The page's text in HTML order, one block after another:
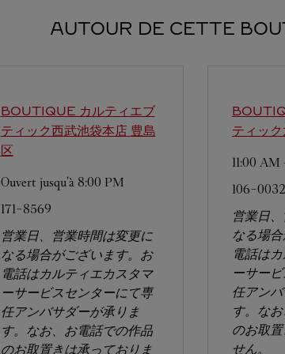
AUTOUR DE CETTE
BOUTIQUE カルティエブ
ティック西武池袋本店 豊島
区
Ouvert jusqu'à 8:00 PM
171-8569
営業日、営業時間は変更に
なる場合がございます。お
電話はカルティエカスタマ
ーサービスセンターにて専
任アンバサダーが承りま
す。なお、お電話での作品
のお取置きは承っておりま
ティッ
11:00 AM
106-0032
営業日
なる場
電話は
ーサー
任アン
す。な
のお取
せん。